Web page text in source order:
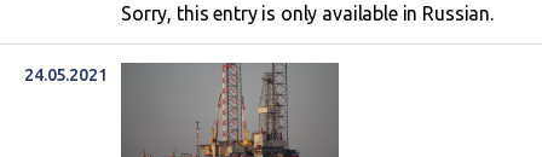
Sorry, this entry is only available in Russian.
24.05.2021